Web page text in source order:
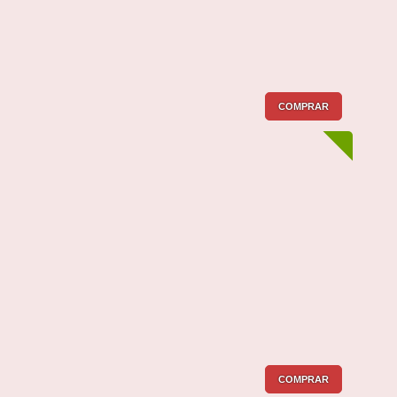
COMPRAR
COMPRAR